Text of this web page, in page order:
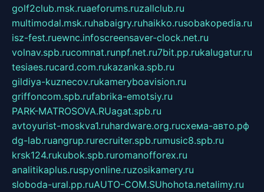
golf2club.msk.ruaeforums.ruzallclub.ru
multimodal.msk.ruhabaigry.ruhaikko.rusobakopedia.ru
isz-fest.ruewnc.infoscreensaver-clock.net.ru
volnav.spb.rucomnat.runpf.net.ru7bit.pp.rukalugatur.ru
tesiaes.rucard.com.rukazanka.spb.ru
gildiya-kuznecov.rukameryboavision.ru
griffoncom.spb.rufabrika-emotsiy.ru
PARK-MATROSOVA.RUagat.spb.ru
avtoyurist-moskva1.ruhardware.org.ruсхема-авто.рф
dg-lab.ruangrup.rurecruiter.spb.rumusic8.spb.ru
krsk124.rukubok.spb.ruromanofforex.ru
analitikaplus.ruspyonline.ruzosikamery.ru
sloboda-ural.pp.ruAUTO-COM.SUhohota.netalimy.ru